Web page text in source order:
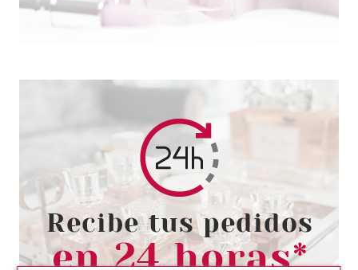
ESSENCE
ESSENCE DISNEY MICKEY &
FRIENDS BÁLSAMO LABIAL 01
Pvr 3.79€ desde